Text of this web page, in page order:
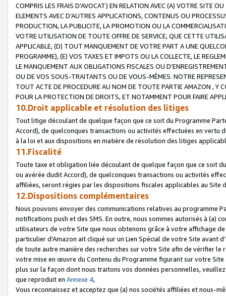
COMPRIS LES FRAIS D’AVOCAT) EN RELATION AVEC (A) VOTRE SITE
ELEMENTS AVEC D’AUTRES APPLICATIONS, CONTENUS OU
PRODUCTION, LA PUBLICITE, LA PROMOTION OU LA
VOTRE UTILISATION DE TOUTE OFFRE DE SERVICE, QUE CETTE
APPLICABLE, (D) TOUT MANQUEMENT DE VOTRE PART A UNE
PROGRAMME), (E) VOS TAXES ET IMPOTS OU LA COLLECTE, LE
LE MANQUEMENT AUX OBLIGATIONS FISCALES OU
OU DE VOS SOUS-TRAITANTS OU DE VOUS-MÊMES. NOTRE
TOUT ACTE DE PROCEDURE AU NOM DE TOUTE PARTIE AMAZON , Y
POUR LA PROTECTION DE DROITS, ET NOTAMMENT POUR FAIRE
10.Droit applicable et résolution des litiges
Tout litige découlant de quelque façon que ce soit du Programme
Accord), de quelconques transactions ou activités effectuées en vertu
à la loi et aux dispositions en matière de résolution des litiges
11.Fiscalité
Toute taxe et obligation liée découlant de quelque façon que ce soit
ou avérée dudit Accord), de quelconques transactions ou activités
affiliées, seront régies par les dispositions fiscales applicables au Site
12.Dispositions complémentaires
Nous pouvons envoyer des communications relatives au programme
notifications push et des SMS. En outre, nous sommes autorisés à
utilisateurs de votre Site que nous obtenons grâce à votre affichage
particulier d'Amazon ait cliqué sur un Lien Spécial de votre Site avant
de toute autre manière des recherches sur votre Site afin de vérifier
votre mise en œuvre du Contenu du Programme figurant sur votre
plus sur la façon dont nous traitons vos données personnelles,
que reproduit en Annexe 4,
Vous reconnaissez et acceptez que (a) nos sociétés affiliées et nous-